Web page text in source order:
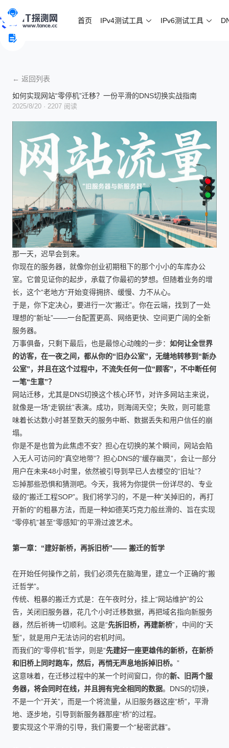
首页 IPv4测试工具 IPv6测试工具
← 返回列表
如何实现网站“零停机”迁移？一份平滑的DNS切换实战指南
2025/8/20 · 2207 阅读
那一天，迟早会到来。
你现在的服务器，就像你创业初期租下的那个小小的车库办公
室。它曾见证你的起步，承载了你最初的梦想。但随着业务的增
长，这个“老地方”开始变得拥挤、缓慢、力不从心。
于是，你下定决心，要进行一次“搬迁”。你在云端，找到了一处
理想的“新址”——一台配置更高、网络更快、空间更广阔的全新
服务器。
万事俱备，只剩下最后，也是最惊心动魄的一步： 如何让全世界
的访客，在一夜之间，都从你的“旧办公室”，无缝地转移到“新办
公室”，并且在这个过程中，不流失任何一位“顾客”，不中断任何
一笔“生意”？
网站迁移，尤其是DNS切换这个核心环节，对许多网站主来说，
就像是一场“走钢丝”表演。成功，则海阔天空；失败，则可能意
味着长达数小时甚至数天的服务中断、数据丢失和用户信任的崩
塌。
你是不是也曾为此焦虑不安？担心在切换的某个瞬间，网站会陷
入无人可访问的“真空地带”？担心DNS的“缓存幽灵”，会让一部分
用户在未来48小时里，依然被引导到早已人去楼空的“旧址”？
忘掉那些恐惧和猜测吧。今天，我将为你提供一份详尽的、专业
级的“搬迁工程SOP”。我们将学习的，不是一种“关掉旧的，再打
开新的”的粗暴方法，而是一种如德芙巧克力般丝滑的、旨在实现
“零停机”甚至“零感知”的平滑过渡艺术。
第一章：“建好新桥，再拆旧桥”—— 搬迁的哲学
在开始任何操作之前，我们必须先在脑海里，建立一个正确的“搬
迁哲学”。
传统、粗暴的搬迁方式是：在午夜时分，挂上“网站维护”的公
告，关闭旧服务器，花几个小时迁移数据，再把域名指向新服务
器，然后祈祷一切顺利。这是“先拆旧桥，再建新桥”，中间的“天
堑”，就是用户无法访问的宕机时间。
而我们的“零停机”哲学，则是“先建好一座更雄伟的新桥，在新桥
和旧桥上同时跑车，然后，再悄无声息地拆掉旧桥。 ”
这意味着，在迁移过程中的某一个时间窗口，你的新、旧两个服
务器，将会同时在线，并且拥有完全相同的数据。DNS的切换，
不是一个“开关”，而是一个将流量，从旧服务器这座“桥”，平滑
地、逐步地，引导到新服务器那座“桥”的过程。
要实现这个平滑的引导，我们需要一个“秘密武器”。